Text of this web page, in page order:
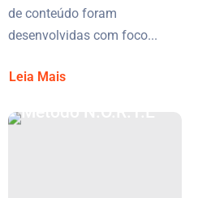
de conteúdo foram
desenvolvidas com foco...
Leia Mais